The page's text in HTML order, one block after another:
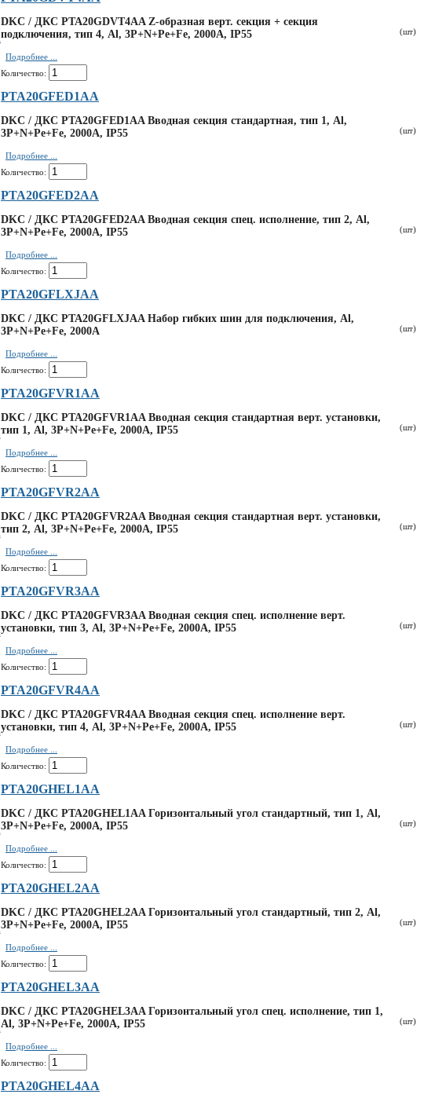
DKC / ДКС PTA20GDVT4AA Z-образная верт. секция + секция
подключения, тип 4, Al, 3P+N+Pe+Fe, 2000А, IP55
Подробнее ...
Количество:
(шт)
PTA20GFED1AA
DKC / ДКС PTA20GFED1AA Вводная секция стандартная, тип 1, Al,
3P+N+Pe+Fe, 2000А, IP55
Подробнее ...
Количество:
(шт)
PTA20GFED2AA
DKC / ДКС PTA20GFED2AA Вводная секция спец. исполнение, тип 2, Al,
3P+N+Pe+Fe, 2000А, IP55
Подробнее ...
Количество:
(шт)
PTA20GFLXJAA
DKC / ДКС PTA20GFLXJAA Набор гибких шин для подключения, Al,
3P+N+Pe+Fe, 2000А
Подробнее ...
Количество:
(шт)
PTA20GFVR1AA
DKC / ДКС PTA20GFVR1AA Вводная секция стандартная верт. установки,
тип 1, Al, 3P+N+Pe+Fe, 2000А, IP55
Подробнее ...
Количество:
(шт)
PTA20GFVR2AA
DKC / ДКС PTA20GFVR2AA Вводная секция стандартная верт. установки,
тип 2, Al, 3P+N+Pe+Fe, 2000А, IP55
Подробнее ...
Количество:
(шт)
PTA20GFVR3AA
DKC / ДКС PTA20GFVR3AA Вводная секция спец. исполнение верт.
установки, тип 3, Al, 3P+N+Pe+Fe, 2000А, IP55
Подробнее ...
Количество:
(шт)
PTA20GFVR4AA
DKC / ДКС PTA20GFVR4AA Вводная секция спец. исполнение верт.
установки, тип 4, Al, 3P+N+Pe+Fe, 2000А, IP55
Подробнее ...
Количество:
(шт)
PTA20GHEL1AA
DKC / ДКС PTA20GHEL1AA Горизонтальный угол стандартный, тип 1, Al,
3P+N+Pe+Fe, 2000А, IP55
Подробнее ...
Количество:
(шт)
PTA20GHEL2AA
DKC / ДКС PTA20GHEL2AA Горизонтальный угол стандартный, тип 2, Al,
3P+N+Pe+Fe, 2000А, IP55
Подробнее ...
Количество:
(шт)
PTA20GHEL3AA
DKC / ДКС PTA20GHEL3AA Горизонтальный угол спец. исполнение, тип 1,
Al, 3P+N+Pe+Fe, 2000А, IP55
Подробнее ...
Количество:
(шт)
PTA20GHEL4AA